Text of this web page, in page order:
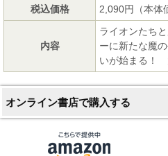
税込価格
2,090円（本体
内容
ライオンたち
ーに新たな魔
いが始まる！
オンライン書店で購入する